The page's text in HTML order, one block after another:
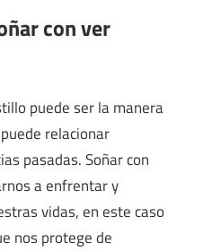
con ver
puede ser la manera
relacionar
pasadas. Soñar con
a enfrentar y
vidas, en este caso
nos protege de